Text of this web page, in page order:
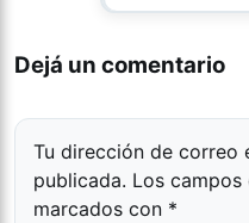
Dejá un comentario
Tu dirección de correo
publicada. Los
marcados con *